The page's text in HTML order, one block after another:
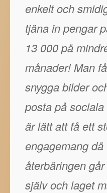
enkelt och
tjäna in pengar
13 000 på
månader! Man
snygga bilder
posta på
är lätt att få ett
engagemang då
återbäringen
själv och laget